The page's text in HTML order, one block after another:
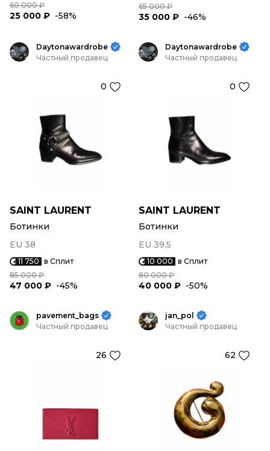
60 000 ₽
25 000 ₽ -58%
65 000 ₽
35 000 ₽ -46%
Daytonawardrobe
Частный продавец
0
SAINT LAURENT
Ботинки
EU 38
11 750 в Сплит
85 000 ₽
47 000 ₽ -45%
Daytonawardrobe
Частный продавец
0
SAINT LAURENT
Ботинки
EU 39,5
10 000 в Сплит
80 000 ₽
40 000 ₽ -50%
pavement_bags
Частный продавец
26
jan_pol
Частный продавец
62